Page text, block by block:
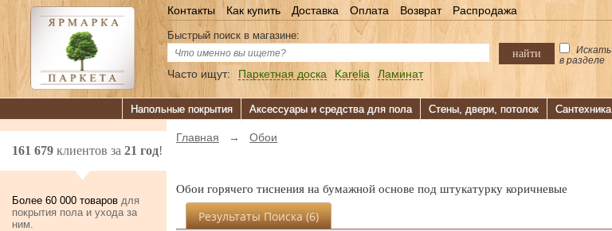
Контакты Как купить Доставка Оплата Возврат Распродажа
Быстрый поиск в магазине:
найти
Искать
в разделе
Часто ищут: Паркетная доска Karelia Ламинат
Напольные покрытия Аксессуары и средства для пола Стены, двери, потолок Сантехника
161 679 клиентов за 21 год!
Более 60 000 товаров для
покрытия пола и ухода за
ним.
Главная → Обои
Обои горячего тиснения на бумажной основе под штукатурку коричневые
Результаты Поиска (6)